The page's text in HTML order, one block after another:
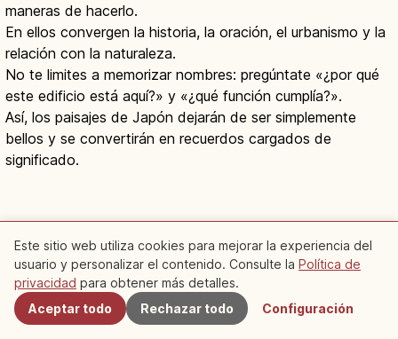
maneras de hacerlo.
En ellos convergen la historia, la oración, el urbanismo y la
relación con la naturaleza.
No te limites a memorizar nombres: pregúntate «¿por qué
este edificio está aquí?» y «¿qué función cumplía?».
Así, los paisajes de Japón dejarán de ser simplemente
bellos y se convertirán en recuerdos cargados de
significado.
Preguntas frecuentes Cercanos
Este sitio web utiliza cookies para mejorar la experiencia del
usuario y personalizar el contenido. Consulte la Política de
privacidad para obtener más detalles.
Aceptar todo
Rechazar todo Configuración